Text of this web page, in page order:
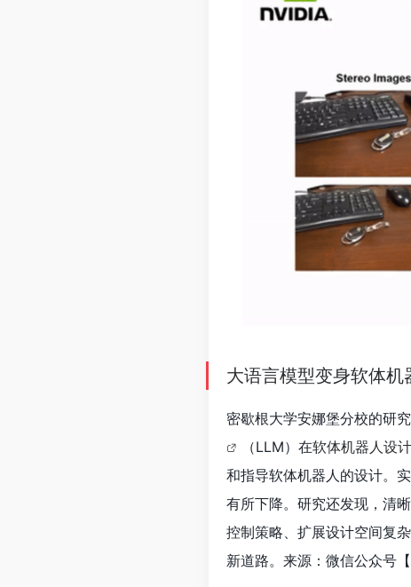
大语言模型变身软体
密歇根大学安娜堡分校的研
（LLM）在软体机器人设计
和指导软体机器人的设计。
有所下降。研究还发现，清
控制策略、扩展设计空间复
新道路。来源：微信公众号